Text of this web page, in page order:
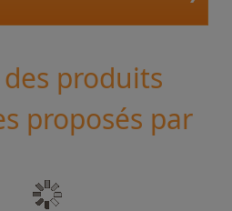
produits
proposés par